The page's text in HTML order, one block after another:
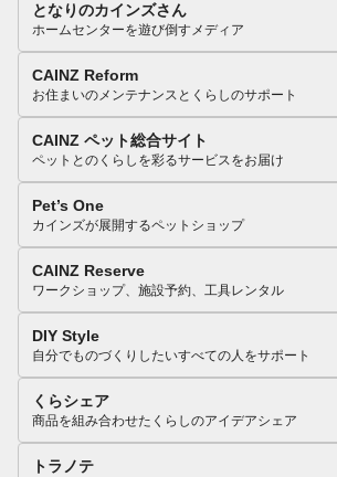
となりのカインズさん
ホームセンターを遊び倒すメディア
CAINZ Reform
お住まいのメンテナンスとくらしのサポート
CAINZ ペット総合サイト
ペットとのくらしを彩るサービスをお届け
Pet’s One
カインズが展開するペットショップ
CAINZ Reserve
ワークショップ、施設予約、工具レンタル
DIY Style
自分でものづくりしたいすべての人をサポート
くらシェア
商品を組み合わせたくらしのアイデアシェア
トラノテ